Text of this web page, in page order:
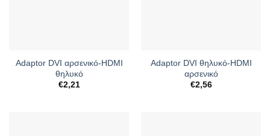
Adaptor DVI αρσενικό-HDMI
θηλυκό
€2,21
Adaptor DVI θηλυκό-HDMI
αρσενικό
€2,56